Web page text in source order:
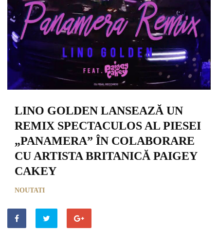
LINO GOLDEN LANSEAZĂ UN
REMIX SPECTACULOS AL PIESEI
„PANAMERA” ÎN COLABORARE
CU ARTISTA BRITANICĂ PAIGEY
CAKEY
NOUTATI